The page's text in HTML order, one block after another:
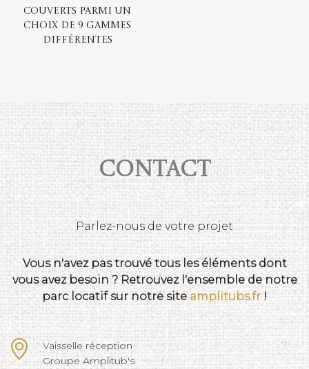
Couverts parmi un
choix de 9 gammes
différentes
Contact
Parlez-nous de votre projet
Vous n'avez pas trouvé tous les éléments dont
vous avez besoin ? Retrouvez l'ensemble de notre
parc locatif sur notre site amplitubs.fr !
Vaisselle réception
Groupe Amplitub's